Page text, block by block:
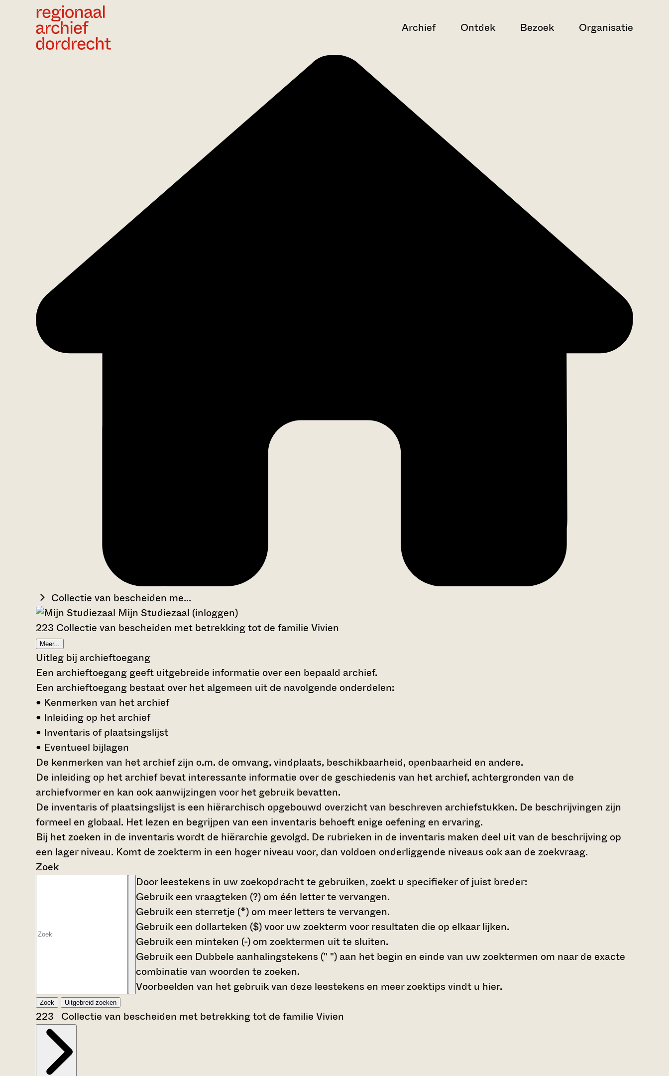
Archief Ontdek Bezoek Organisatie
Collectie van bescheiden me...
Mijn Studiezaal (inloggen)
223 Collectie van bescheiden met betrekking tot de familie Vivien
Meer...
Uitleg bij archieftoegang
Een archieftoegang geeft uitgebreide informatie over een bepaald archief.
Een archieftoegang bestaat over het algemeen uit de navolgende onderdelen:
• Kenmerken van het archief
• Inleiding op het archief
• Inventaris of plaatsingslijst
• Eventueel bijlagen
De kenmerken van het archief zijn o.m. de omvang, vindplaats, beschikbaarheid, openbaarheid en andere.
De inleiding op het archief bevat interessante informatie over de geschiedenis van het archief, achtergronden van de
archiefvormer en kan ook aanwijzingen voor het gebruik bevatten.
De inventaris of plaatsingslijst is een hiërarchisch opgebouwd overzicht van beschreven archiefstukken. De beschrijvingen zijn
formeel en globaal. Het lezen en begrijpen van een inventaris behoeft enige oefening en ervaring.
Bij het zoeken in de inventaris wordt de hiërarchie gevolgd. De rubrieken in de inventaris maken deel uit van de beschrijving op
een lager niveau. Komt de zoekterm in een hoger niveau voor, dan voldoen onderliggende niveaus ook aan de zoekvraag.
Zoek
Door leestekens in uw zoekopdracht te gebruiken, zoekt u specifieker of juist breder:
Gebruik een vraagteken (?) om één letter te vervangen.
Gebruik een sterretje (*) om meer letters te vervangen.
Gebruik een dollarteken ($)voor uw zoekterm voor resultaten die op elkaar lijken.
Gebruik een minteken (-) om zoektermen uit te sluiten.
Gebruik een Dubbele aanhalingstekens (" ") aan het begin en einde van uw zoektermen om naar de exacte
combinatie van woorden te zoeken.
Voorbeelden van het gebruik van deze leestekens en meer zoektips vindt u hier.
Zoek Uitgebreid zoeken
223 Collectie van bescheiden met betrekking tot de familie Vivien